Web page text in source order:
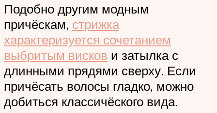
Подобно другим модным
причёскам, стрижка
характеризуется сочетанием
выбритым висков и затылка с
длинными прядями сверху. Если
причёсать волосы гладко, можно
добиться классичёского вида.